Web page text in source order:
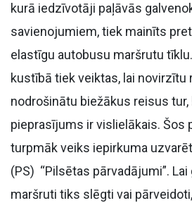
kurā iedzīvotāji paļāvās
savienojumiem, tiek mainīts
elastīgu autobusu maršrutu
kustībā tiek veiktas, lai novirzītu
nodrošinātu biežākus reisus tur,
pieprasījums ir vislielākais. Šos
turpmāk veiks iepirkuma
(PS) “Pilsētas pārvadājumi”.
maršruti tiks slēgti vai